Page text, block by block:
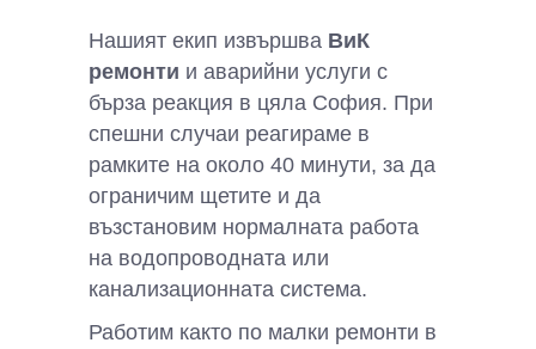
Нашият екип извършва ВиК
ремонти и аварийни услуги с
бърза реакция в цяла София. При
спешни случаи реагираме в
рамките на около 40 минути, за да
ограничим щетите и да
възстановим нормалната работа
на водопроводната или
канализационната система.
Работим както по малки ремонти в